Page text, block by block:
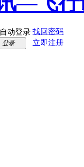
自动登录 找回密码
登录
立即注册